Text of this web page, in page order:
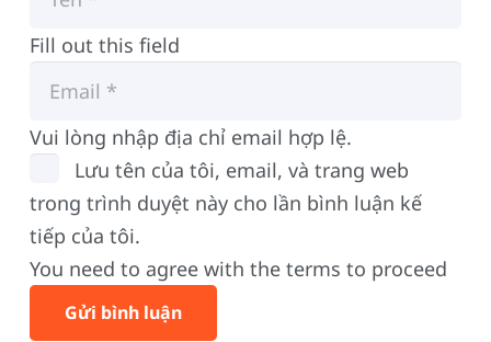
Fill out this field
Vui lòng nhập địa chỉ email hợp lệ.
Lưu tên của tôi, email, và trang web
trong trình duyệt này cho lần bình luận kế
tiếp của tôi.
You need to agree with the terms to proceed
Gửi bình luận